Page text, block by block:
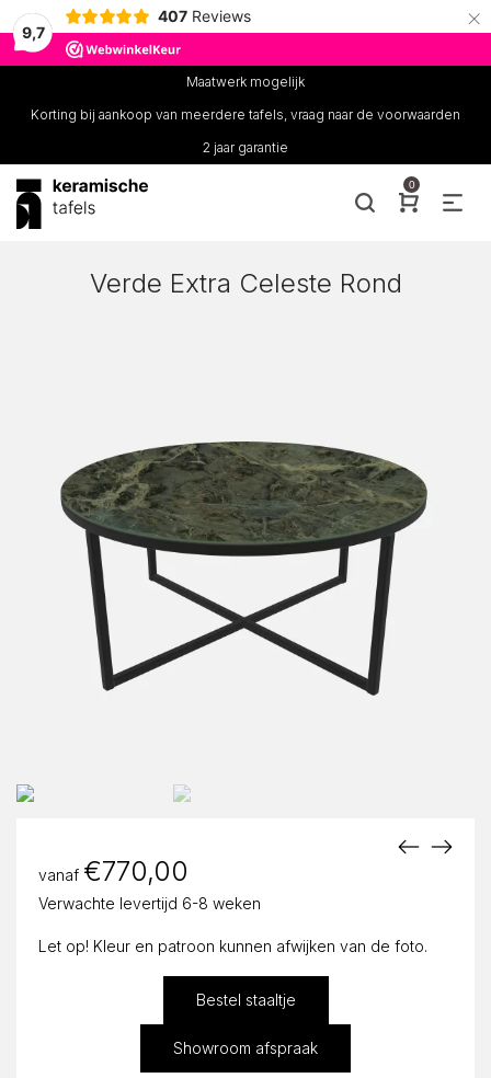
9,7
407 Reviews ×
Maatwerk mogelijk
Korting bij aankoop van meerdere tafels, vraag naar de voorwaarden
2 jaar garantie
0
Verde Extra Celeste Rond
vanaf €770,00
Verwachte levertijd 6-8 weken
Let op! Kleur en patroon kunnen afwijken van de foto.
Bestel staaltje
Showroom afspraak